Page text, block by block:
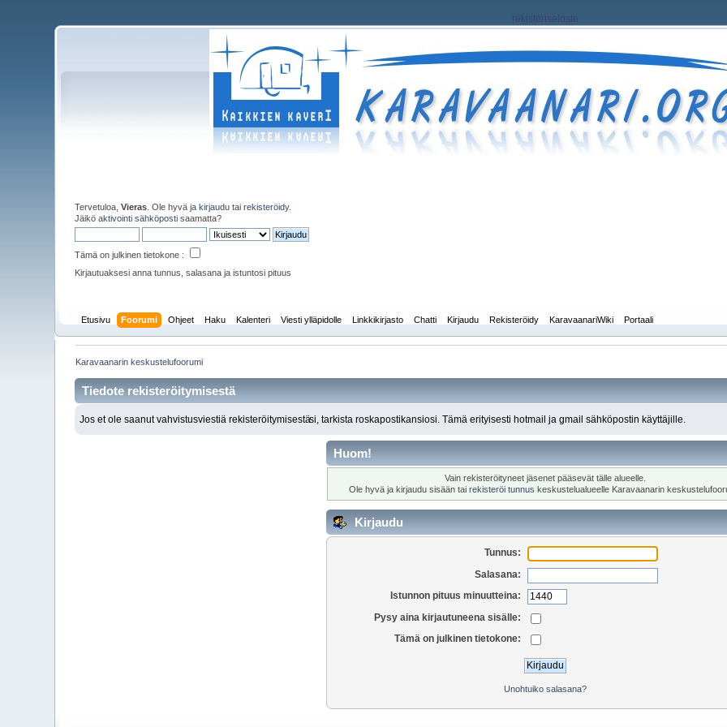
rekisteriseloste
Tervetuloa,Vieras . Ole hyvä jakirjaudu tairekisteröidy.
Jäiköaktivointi sähköposti saamatta?
Tämä on julkinen tietokone :
Kirjautuaksesi anna tunnus, salasana ja istuntosi pituus
Etusivu Foorumi Ohjeet Haku Kalenteri Viesti ylläpidolle Linkkikirjasto Chatti Kirjaudu Rekisteröidy KaravaanariWiki Portaali
Karavaanarin keskustelufoorumi
Tiedote rekisteröitymisestä
Jos et ole saanut vahvistusviestiä rekisteröitymisestäsi, tarkista roskapostikansiosi. Tämä erityisesti hotmail ja gmail sähköpostin käyttäjille.
Huom!
Vain rekisteröityneet jäsenet pääsevät tälle alueelle.
Ole hyvä ja kirjaudu sisään tai rekisteröi tunnus keskustelualueelle Karavaanarin
Kirjaudu
Tunnus:
Salasana:
Istunnon pituus minuutteina:
Pysy aina kirjautuneena sisälle:
Tämä on julkinen tietokone:
Unohtuiko salasana?